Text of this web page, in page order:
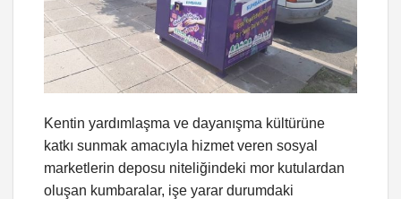
Kentin yardımlaşma ve dayanışma kültürüne
katkı sunmak amacıyla hizmet veren sosyal
marketlerin deposu niteliğindeki mor kutulardan
oluşan kumbaralar, işe yarar durumdaki